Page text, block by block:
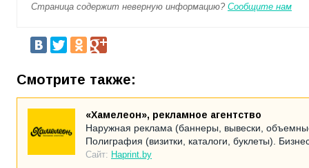
Страница содержит неверную информацию? Сообщите нам
Смотрите также:
«Хамелеон», рекламное агентство
Наружная реклама (баннеры, вывески,
Полиграфия (визитки, каталоги, буклеты).
Сайт: Haprint.by